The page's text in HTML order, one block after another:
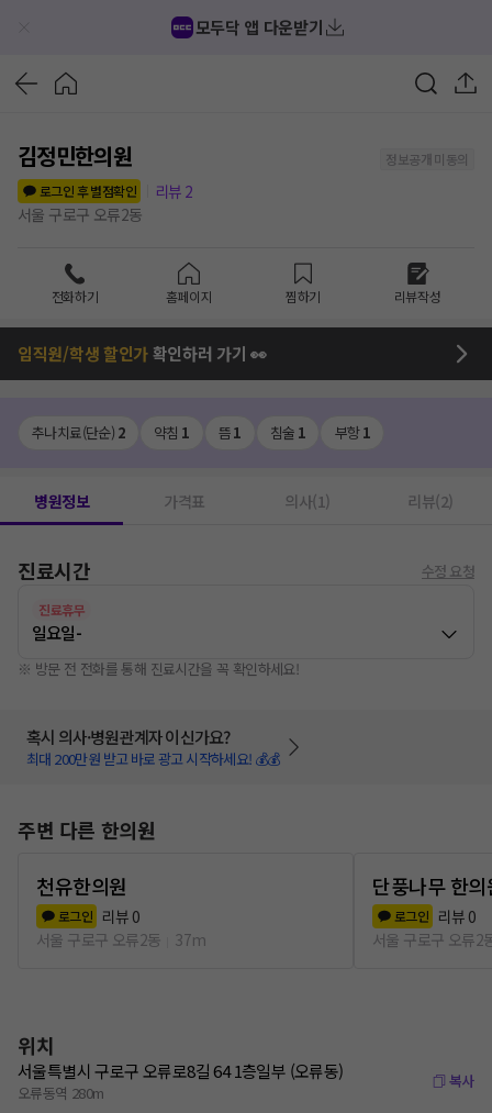
모두닥 앱 다운받기
김정민한의원
정보공개 미동의
로그인 후 별점확인
리뷰 2
서울 구로구 오류2동
전화하기 홈페이지 찜하기 리뷰작성
임직원/학생 할인가확인하러 가기 👀
추나치료(단순) 2 약침 1 뜸1 침술 1 부항1
병원정보 가격표 의사(1) 리뷰(2)
진료시간 수정 요청
진료휴무
일요일-
※ 방문 전 전화를 통해 진료시간을 꼭 확인하세요!
혹시 의사·병원관계자 이신가요?
최대 200만원 받고 바로 광고 시작하세요! 💰💰
주변 다른 한의원
천유한의원
로그인 리뷰 0
서울 구로구 오류2동
37m
단풍나무 한의
로그인 리뷰 0
서울 구로구 오류2
위치
서울특별시 구로구 오류로8길 64 1층일부 (오류동)
오류동역 280m
복사